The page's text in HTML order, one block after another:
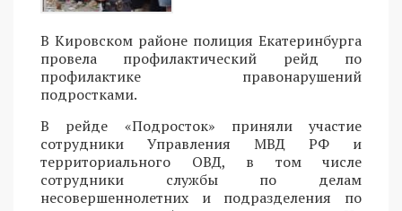
В Кировском районе полиция Екатеринбурга
провела профилактический рейд по
профилактике правонарушений
подростками.
В рейде «Подросток» приняли участие
сотрудники Управления МВД РФ и
территориального ОВД, в том числе
сотрудники службы по делам
несовершеннолетних и подразделения по